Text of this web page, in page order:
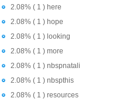
2.08% ( 1 ) here
2.08% ( 1 ) hope
2.08% ( 1 ) looking
2.08% ( 1 ) more
2.08% ( 1 ) nbspnatali
2.08% ( 1 ) nbspthis
2.08% ( 1 ) resources